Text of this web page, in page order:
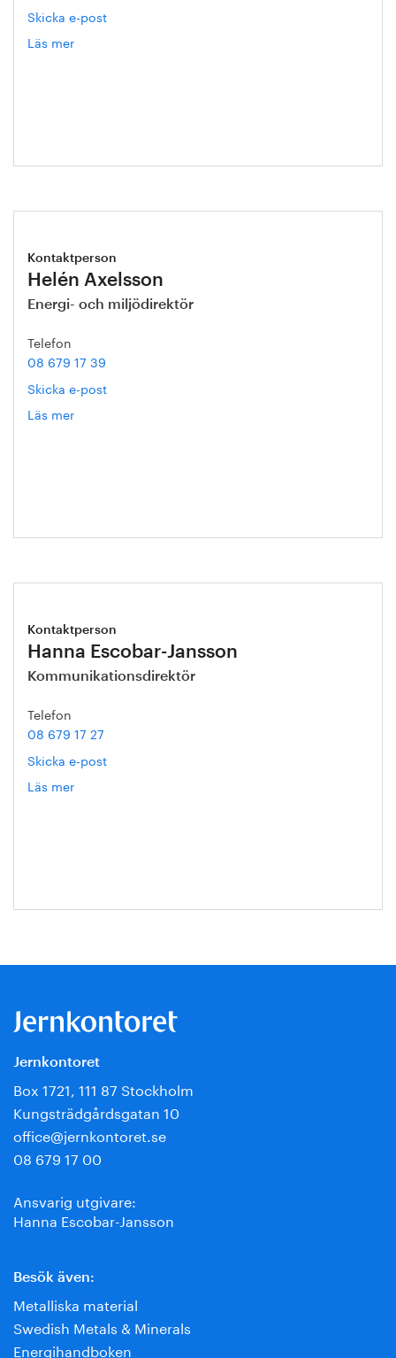
Skicka e-post
Läs mer
Kontaktperson
Helén Axelsson
Energi- och miljödirektör
Telefon
08 679 17 39
Skicka e-post
Läs mer
Kontaktperson
Hanna Escobar-Jansson
Kommunikationsdirektör
Telefon
08 679 17 27
Skicka e-post
Läs mer
Jernkontoret
Box 1721, 111 87 Stockholm
Kungsträdgårdsgatan 10
office@jernkontoret.se
08 679 17 00
Ansvarig utgivare:
Hanna Escobar-Jansson
Besök även:
Metalliska material
Swedish Metals & Minerals
Energihandboken